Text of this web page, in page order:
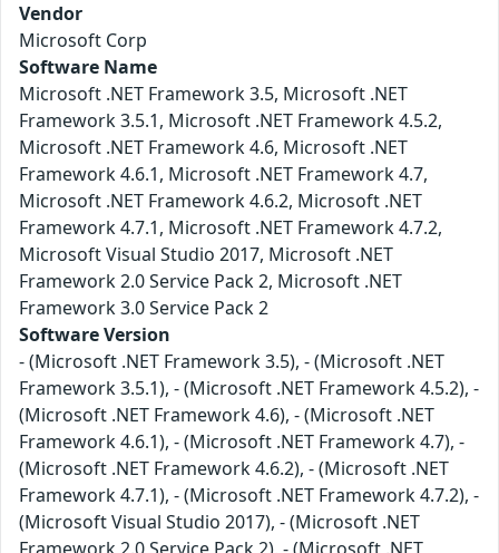
Vendor
Microsoft Corp
Software Name
Microsoft .NET Framework 3.5, Microsoft .NET
Framework 3.5.1, Microsoft .NET Framework 4.5.2,
Microsoft .NET Framework 4.6, Microsoft .NET
Framework 4.6.1, Microsoft .NET Framework 4.7,
Microsoft .NET Framework 4.6.2, Microsoft .NET
Framework 4.7.1, Microsoft .NET Framework 4.7.2,
Microsoft Visual Studio 2017, Microsoft .NET
Framework 2.0 Service Pack 2, Microsoft .NET
Framework 3.0 Service Pack 2
Software Version
- (Microsoft .NET Framework 3.5), - (Microsoft .NET
Framework 3.5.1), - (Microsoft .NET Framework 4.5.2), -
(Microsoft .NET Framework 4.6), - (Microsoft .NET
Framework 4.6.1), - (Microsoft .NET Framework 4.7), -
(Microsoft .NET Framework 4.6.2), - (Microsoft .NET
Framework 4.7.1), - (Microsoft .NET Framework 4.7.2), -
(Microsoft Visual Studio 2017), - (Microsoft .NET